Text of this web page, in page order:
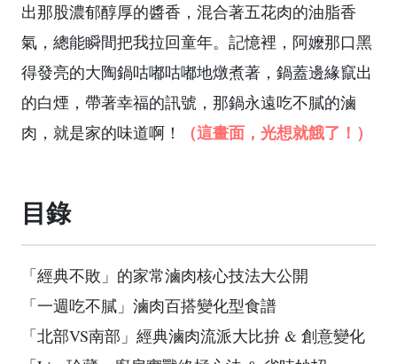
出那股濃郁醇厚的醬香，混合著五花肉的油脂香
氣，總能瞬間把我拉回童年。記憶裡，阿嬤那口黑
得發亮的大陶鍋咕嘟咕嘟地燉煮著，鍋蓋邊緣竄出
的白煙，帶著幸福的訊號，那鍋永遠吃不膩的滷
肉，就是家的味道啊！
（這畫面，光想就餓了！）
目錄
「經典不敗」的家常滷肉核心技法大公開
「一週吃不膩」滷肉百搭變化型食譜
「北部VS南部」經典滷肉流派大比拚 & 創意變化